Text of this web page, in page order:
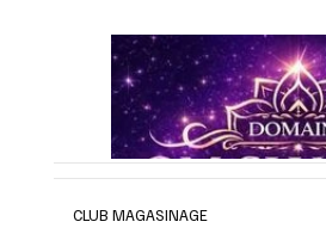
CLUB MAGASINAGE